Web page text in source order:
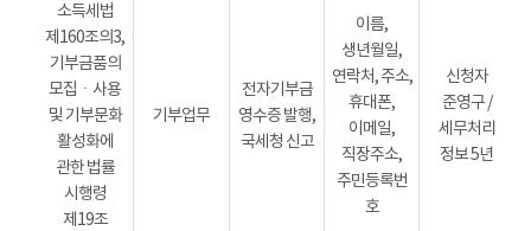
소득세법
제160조의3,
기부금품의
모집ㆍ사용
및 기부문화
활성화에
관한 법률
시행령
제19조
기부업무
전자기부금
영수증 발행,
국세청 신고
이름,
생년월일,
연락처, 주소,
휴대폰,
이메일,
직장주소,
주민등록번
호
신청자
준영구 /
세무처리
정보 5년